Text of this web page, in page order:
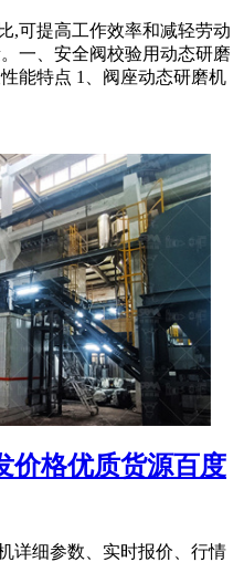
,可提高工作效率和减轻劳动
一、安全阀校验用动态研磨
能特点 1、阀座动态研磨机
价格优质货源百度
详细参数、实时报价、行情